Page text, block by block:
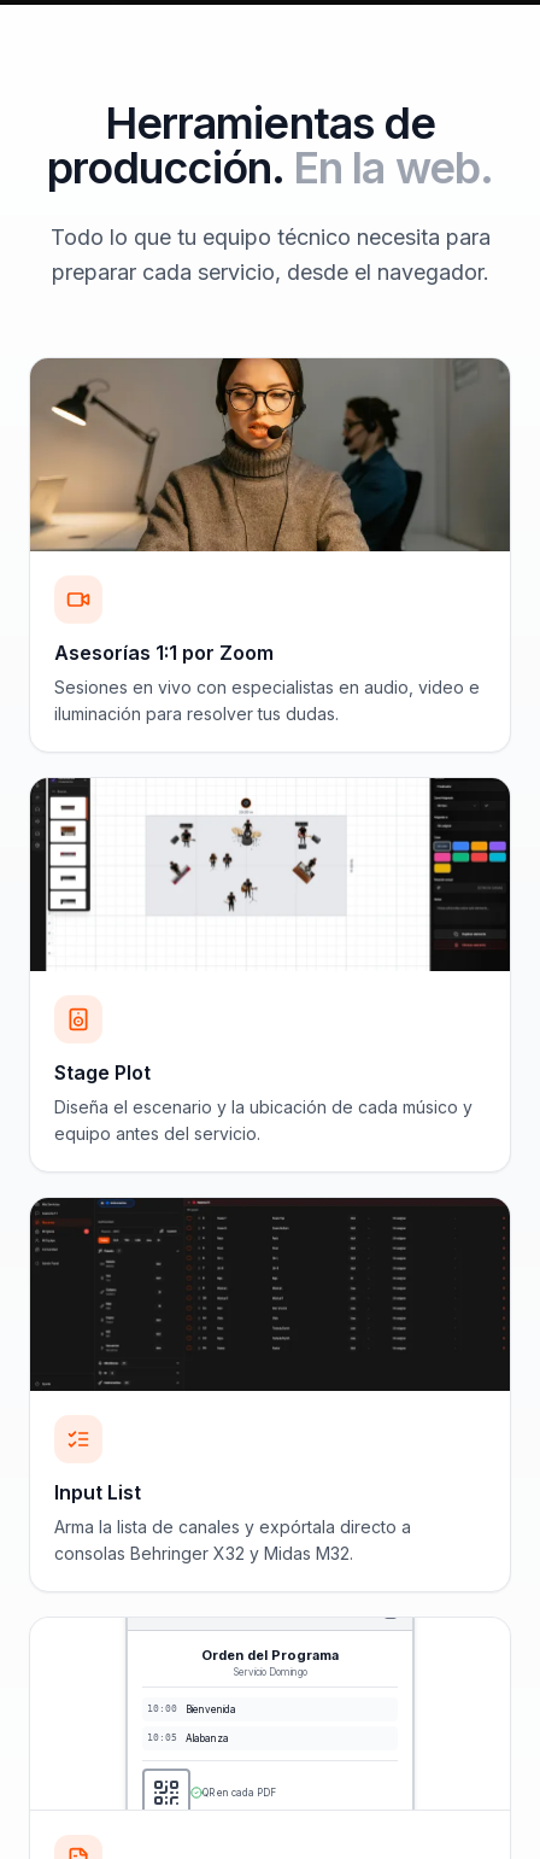
Herramientas de
producción. En la web.
Todo lo que tu equipo técnico necesita para
preparar cada servicio, desde el navegador.
Asesorías 1:1 por Zoom
Sesiones en vivo con especialistas en audio, video e
iluminación para resolver tus dudas.
Stage Plot
Diseña el escenario y la ubicación de cada músico y
equipo antes del servicio.
Input List
Arma la lista de canales y expórtala directo a
consolas Behringer X32 y Midas M32.
Orden del Programa
Servicio Domingo
10:00 Bienvenida
10:05 Alabanza
QR en cada PDF